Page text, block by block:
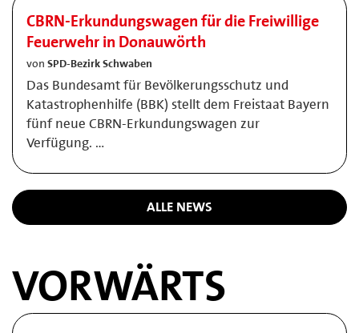
CBRN-Erkundungswagen für die Freiwillige
Feuerwehr in Donauwörth
von SPD-Bezirk Schwaben
Das Bundesamt für Bevölkerungsschutz und
Katastrophenhilfe (BBK) stellt dem Freistaat Bayern
fünf neue CBRN-Erkundungswagen zur
Verfügung. …
ALLE NEWS
VORWÄRTS